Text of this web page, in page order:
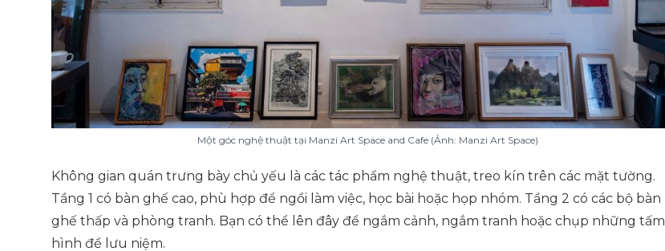
Một góc nghệ thuật tại Manzi Art Space and Cafe (Ảnh: Manzi Art Space)
Không gian quán trưng bày chủ yếu là các tác phẩm nghệ thuật, treo kín trên các mặt tường.
Tầng 1 có bàn ghế cao, phù hợp để ngồi làm việc, học bài hoặc họp nhóm. Tầng 2 có các bộ bàn
ghế thấp và phòng tranh. Bạn có thể lên đây để ngắm cảnh, ngắm tranh hoặc chụp những tấm
hình để lưu niệm.